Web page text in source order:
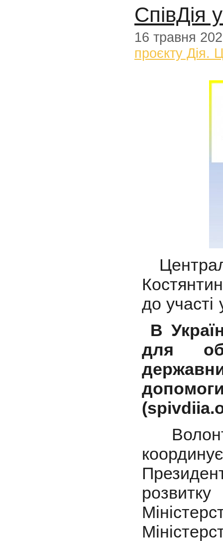
СпівДія
16 травня
проєкту Дія.
до участі
В
для